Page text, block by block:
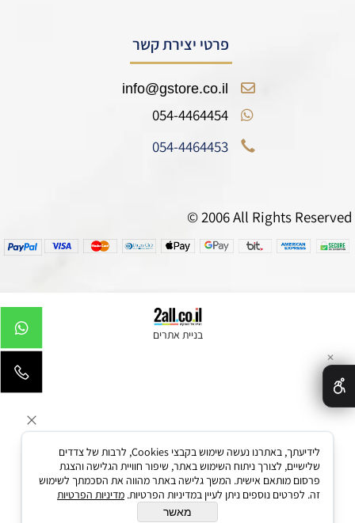
פרטי יצירת קשר
info@gstore.co.il
054-4464454
054-4464453
© 2006 All Rights Reserved
בניית אתרים
✕
לידיעתך, באתרנו נעשה שימוש בקבצי Cookies, לרבות של צדדים
שלישיים, לצורך ניתוח השימוש באתר, שיפור חוויית הגלישה והצגת
פרסום מותאם אישית. המשך גלישה באתר מהווה את הסכמתך לשימוש
זה. לפרטים נוספים ניתן לעיין במדיניות הפרטיות. מדיניות הפרטיות
מאשר